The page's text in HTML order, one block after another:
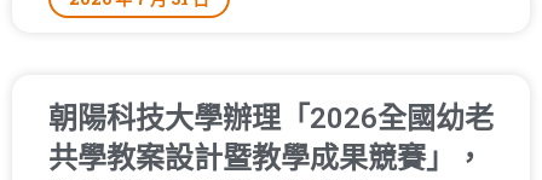
朝陽科技大學辦理「2026全國幼老
共學教案設計暨教學成果競賽」，